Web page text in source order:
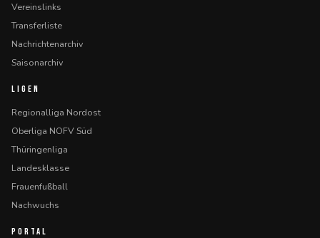
Vereinslinks
Transferliste
Nachrichtenarchiv
Saisonarchiv
LIGEN
Regionalliga Nordost
Oberliga NOFV Süd
Thüringenliga
Landesklasse
Frauenfußball
Nachwuchs
PORTAL